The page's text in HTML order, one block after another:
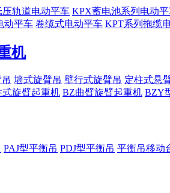
轨道电动平车 KPX蓄电池系列电动
动平车 卷缆式电动平车 KPT系列拖缆
机
墙式旋臂吊 壁行式旋臂吊 定柱式悬
旋臂起重机 BZ曲臂旋臂起重机 BZY
PAJ型平衡吊 PDJ型平衡吊 平衡吊移动